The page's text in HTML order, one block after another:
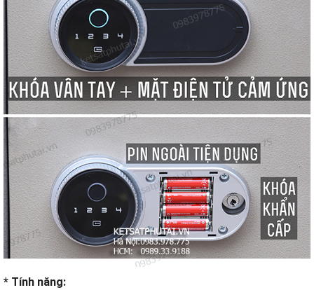
* Tính năng: